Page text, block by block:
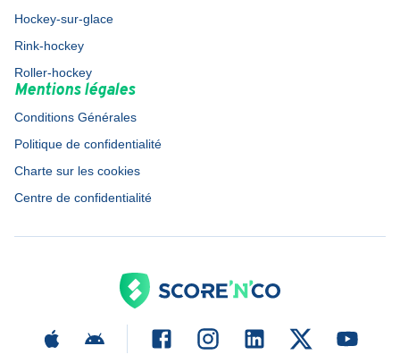
Hockey-sur-glace
Rink-hockey
Roller-hockey
Mentions légales
Conditions Générales
Politique de confidentialité
Charte sur les cookies
Centre de confidentialité